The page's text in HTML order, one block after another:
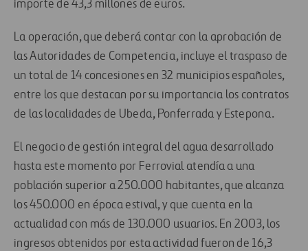
importe de 43,3 millones de euros.
La operación, que deberá contar con la aprobación de
las Autoridades de Competencia, incluye el traspaso de
un total de 14 concesiones en 32 municipios españoles,
entre los que destacan por su importancia los contratos
de las localidades de Ubeda, Ponferrada y Estepona.
El negocio de gestión integral del agua desarrollado
hasta este momento por Ferrovial atendía a una
población superior a 250.000 habitantes, que alcanza
los 450.000 en época estival, y que cuenta en la
actualidad con más de 130.000 usuarios. En 2003, los
ingresos obtenidos por esta actividad fueron de 16,3